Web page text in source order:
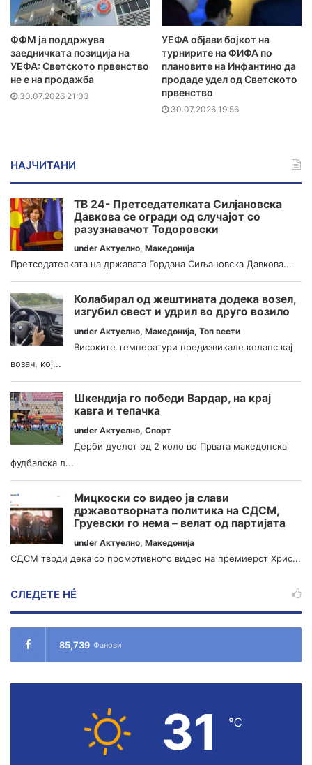
ФФМ ја поддржува
заедничката позиција на
УЕФА: Светското првенство
не е на продажба
30.07.2026 21:03
УЕФА објави бојкот на
турнирите на ФИФА по
плановите на Инфантино да
продаде удел од Светското
првенство
30.07.2026 19:56
НАЈЧИТАНИ
ТВ 24- Претседателката Силјановска
Давкова се огради од случајот со
разузнавачот Тодоровски
under Актуелно, Македонија
Претседателката на државата Гордана Сиљановска Давкова...
Колабирал од жештината додека возел,
изгубил свест и удрил во друго возило
under Актуелно, Македонија, Топ вести
Високите температури предизвикале колапс кај
возач, кој...
Шкендија го победи Вардар, на крај
кавга и тепачка
under Актуелно, Спорт
Дерби дуелот од 2 коло во Првата македонска
фудбалска л...
Мицкоски со видео ја слави
државотворната политика на СДСМ,
Груевски го нема – велат од партијата
under Актуелно, Македонија
СДСМ тврди дека со промотивното видео на премиерот Хрис...
СЛЕДЕТЕ НÉ
85,739 Фанови
31 ℃